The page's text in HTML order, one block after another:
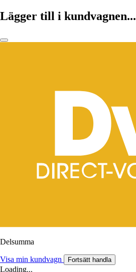
Lägger till i kundvagnen...
Delsumma
Visa min kundvagn Fortsätt handla
Loading...